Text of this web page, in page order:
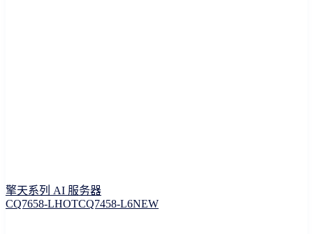
擎天系列 AI 服务器
CQ7658-LHOTCQ7458-L6NEW